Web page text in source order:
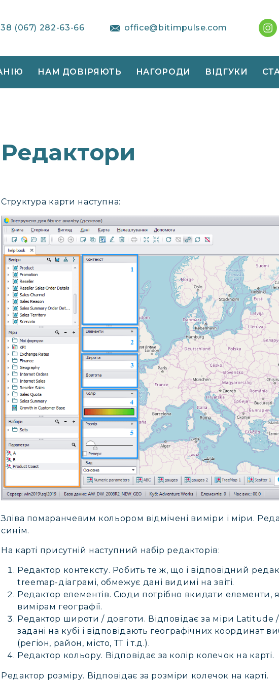
(067) 282-63-66 office@bitimpulse.com
НАМ ДОВІРЯЮТЬ НАГОРОДИ ВІДГУКИ
Редактори
Структура карти наступна:
Зліва помаранчевим кольором відмічені виміри і міри.
синім.
На карті присутній наступний набір редакторів:
Редактор контексту. Робить те ж, що і відповідний
treemap-діаграмі, обмежує дані видимі на звіті.
Редактор елементів. Сюди потрібно вкидати елементи,
вимірам географії.
Редактор широти / довготи. Відповідає за міри Latitude
задані на кубі і відповідають географічних координат
(регіон, район, місто, ТТ і т.д.).
Редактор кольору. Відповідає за колір колечок на карті.
Редактор розміру. Відповідає за розміри колечок на карті.